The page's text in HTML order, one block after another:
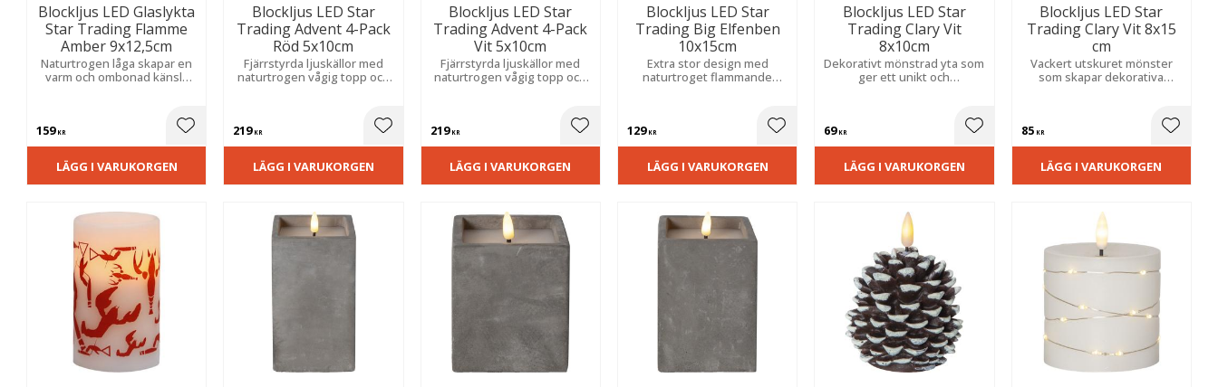
Blockljus LED Glaslykta
Star Trading Flamme
Amber 9x12,5cm
Naturtrogen låga skapar en
varm och ombonad känsla
159KR Lägg till i favoriter
LÄGG I VARUKORGEN
Blockljus LED Star
Trading Advent 4-Pack
Röd 5x10cm
Fjärrstyrda ljuskällor med
naturtrogen vågig topp och
219KR Lägg till i favoriter
LÄGG I VARUKORGEN
Blockljus LED Star
Trading Advent 4-Pack
Vit 5x10cm
Fjärrstyrda ljuskällor med
naturtrogen vågig topp och
hemmet. Praktiska batterier
219KR Lägg till i favoriter
LÄGG I VARUKORGEN
Blockljus LED Star
Trading Big Elfenben
10x15cm
Extra stor design med
naturtroget flammande
stämningsfull atmosfär i
129KR Lägg till i favoriter
LÄGG I VARUKORGEN
Blockljus LED Star
Trading Clary Vit
8x10cm
Dekorativt mönstrad yta som
ger ett unikt och
automatiskt för en trygg och
69KR Lägg till i favoriter
LÄGG I VARUKORGEN
Blockljus LED Star
Trading Clary Vit 8x15
cm
Vackert utskuret mönster
som skapar dekorativa
stämningsfull miljö varje
dag.
85KR Lägg
LÄGG I VARUKORGEN